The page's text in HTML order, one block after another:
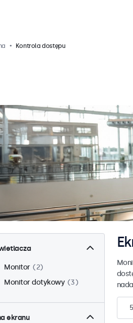
Kontrola dostępu
Monitor
2
Monitor dotykowy
3
ekranu
5